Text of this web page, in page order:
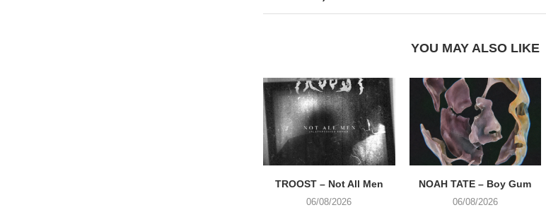
YOU MAY ALSO LIKE
TROOST – Not All Men
06/08/2026
NOAH TATE – Boy Gum
06/08/2026